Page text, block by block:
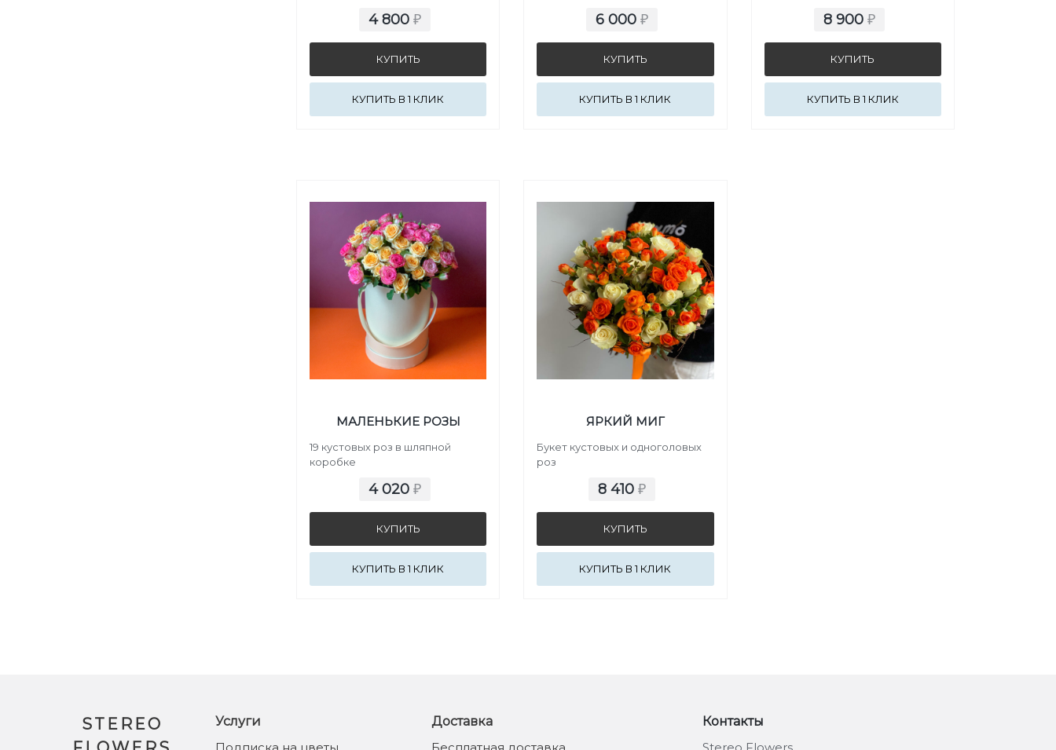
4 800₽
КУПИТЬ В 1 КЛИК
6 000₽
КУПИТЬ В 1 КЛИК
8 900₽
КУПИТЬ В 1 КЛИК
МАЛЕНЬКИЕ РОЗЫ
19 кустовых роз в шляпной
коробке
4 020₽
КУПИТЬ В 1 КЛИК
ЯРКИЙ МИГ
Букет кустовых и одноголовых
роз
8 410₽
КУПИТЬ В 1 КЛИК
STEREO
Услуги
Доставка
Контакты